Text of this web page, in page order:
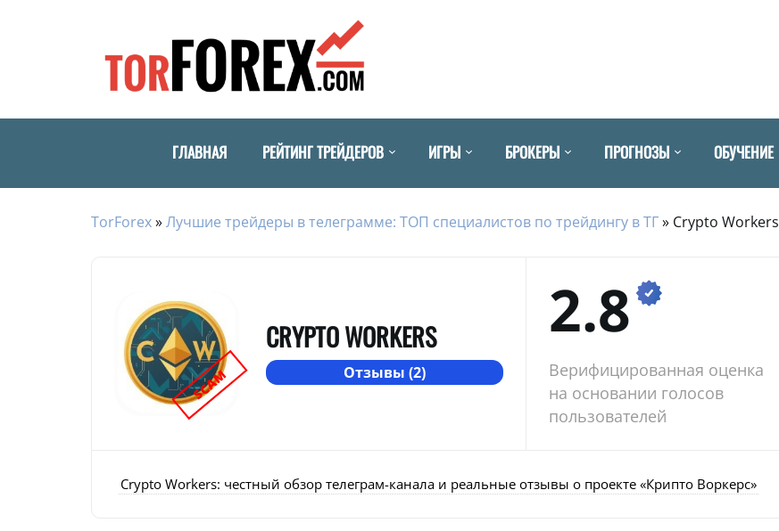
ГЛАВНАЯ РЕЙТИНГ ТРЕЙДЕРОВ ИГРЫ БРОКЕРЫ ПРОГНОЗЫ ОБУЧЕНИЕ
TorForex»Лучшие трейдеры в телеграмме: ТОП специалистов по трейдингу в ТГ» Crypto Workers
SCAM
CRYPTO WORKERS
Отзывы (2)
2.8
Верифицированная оценка
на основании голосов
пользователей
Crypto Workers: честный обзор телеграм-канала и реальные отзывы о проекте «Крипто Воркерс»